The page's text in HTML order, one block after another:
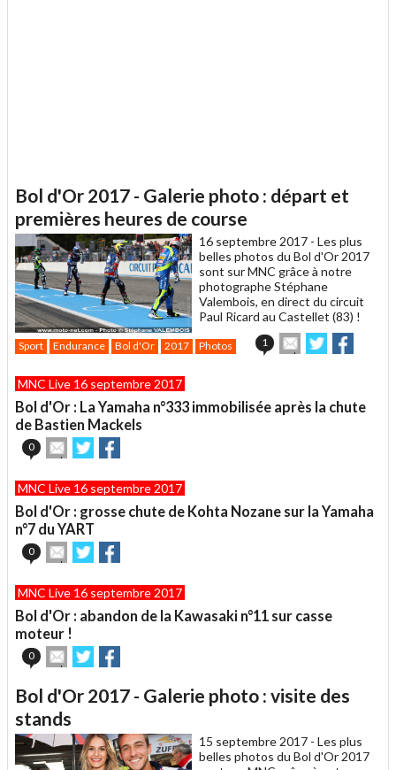
Bol d'Or 2017 - Galerie photo : départ et
premières heures de course
16 septembre 2017 - Les plus
belles photos du Bol d'Or 2017
sont sur MNC grâce à notre
photographe Stéphane
Valembois, en direct du circuit
Paul Ricard au Castellet (83) !
Sport Endurance Bol d'Or 2017 Photos 1
Envoyer
cet
ami
Partager
sur sur
MNC Live 16 septembre 2017
Bol d'Or : La Yamaha n°333 immobilisée après la chute
de Bastien Mackels
0
Envoyer
cet
à
un
ami
Partager
sur sur
MNC Live 16 septembre 2017
Bol d'Or : grosse chute de Kohta Nozane sur la Yamaha
n°7 du YART
0
Envoyer
cet
à
un
ami
Partager
sur sur
MNC Live 16 septembre 2017
Bol d'Or : abandon de la Kawasaki n°11 sur casse
moteur !
0
Envoyer
cet
à
un
ami
Partager
sur sur
Bol d'Or 2017 - Galerie photo : visite des
stands
15 septembre 2017 - Les plus
belles photos du Bol d'Or 2017